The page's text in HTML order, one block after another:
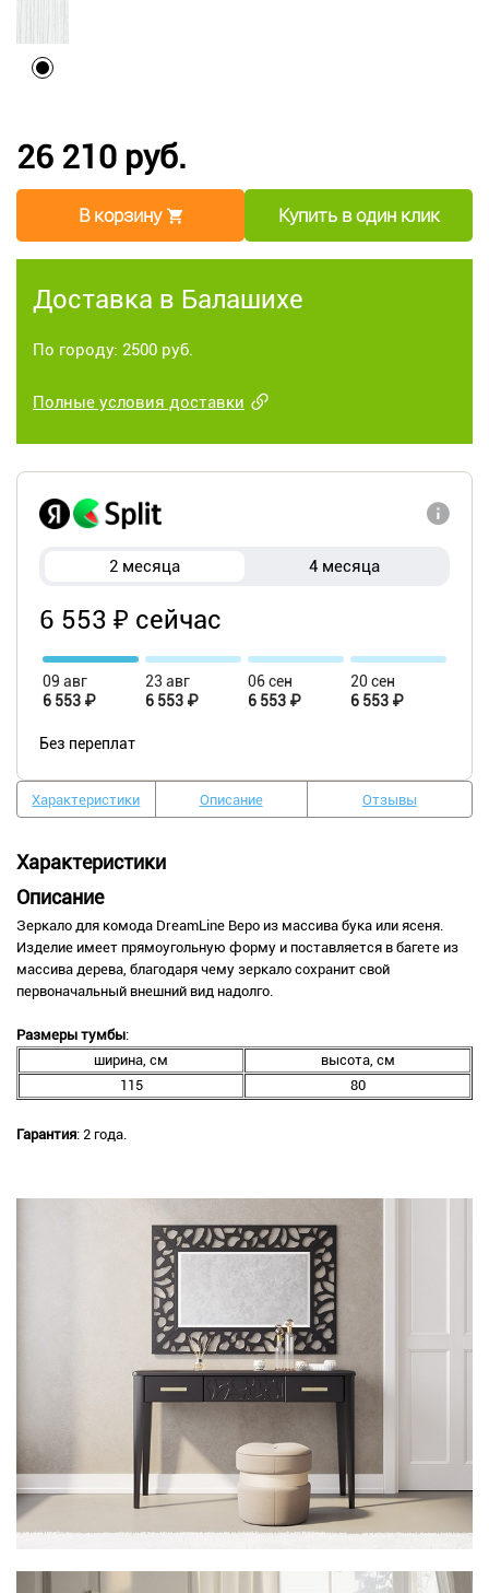
26 210 руб.
В корзину Купить в один клик
Доставка в Балашихе
По городу: 2500 руб.
Полные условия доставки
2 месяца 4 месяца
6 553 ₽ сейчас
09 авг
6 553 ₽
23 авг
6 553 ₽
06 сен
6 553 ₽
20 сен
6 553 ₽
Без переплат
Характеристики Описание Отзывы
Характеристики
Описание
Зеркало для комода DreamLine Веро из массива бука или ясеня.
Изделие имеет прямоугольную форму и поставляется в багете из
массива дерева, благодаря чему зеркало сохранит свой
первоначальный внешний вид надолго.
Размеры тумбы:
ширина, см
высота, см
115
80
Гарантия: 2 года.